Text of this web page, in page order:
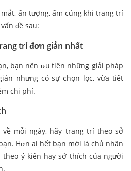
ấn tượng, ấm cúng khi trang trí
đề sau:
trí đơn giản nhất
bạn nên ưu tiên những giải pháp
nhưng có sự chọn lọc, vừa tiết
chi phí.
mỗi ngày, hãy trang trí theo sở
Hơn ai hết bạn mới là chủ nhân
theo ý kiến hay sở thích của người